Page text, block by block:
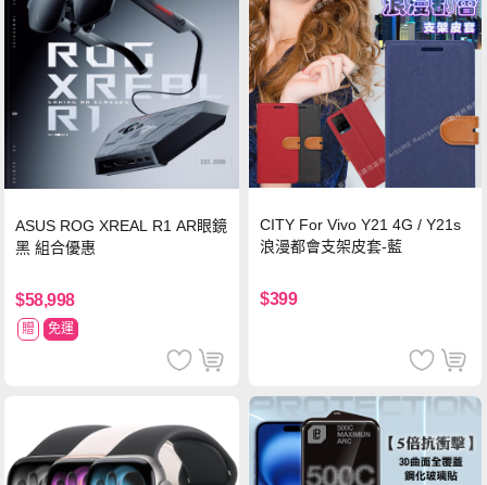
ASUS ROG XREAL R1 AR眼鏡
黑 組合優惠
$58,998
贈 免運
CITY For Vivo Y21 4G / Y21s
浪漫都會支架皮套-藍
$399